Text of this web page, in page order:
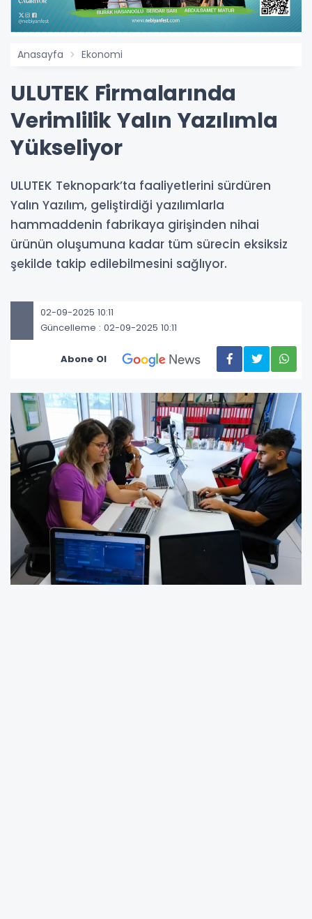
Anasayfa Ekonomi
ULUTEK Firmalarında
Verimlilik Yalın Yazılımla
Yükseliyor
ULUTEK Teknopark’ta faaliyetlerini sürdüren
Yalın Yazılım, geliştirdiği yazılımlarla
hammaddenin fabrikaya girişinden nihai
ürünün oluşumuna kadar tüm sürecin eksiksiz
şekilde takip edilebilmesini sağlıyor.
02-09-2025 10:11
Güncelleme : 02-09-2025 10:11
Abone Ol